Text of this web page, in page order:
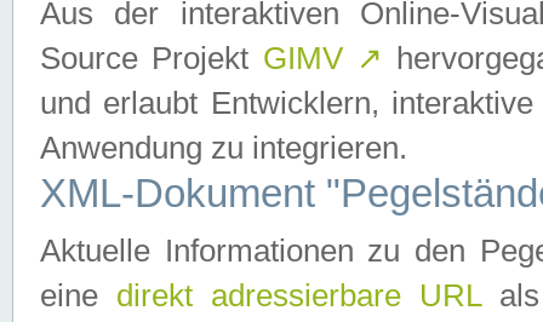
Aus der interaktiven Online-
Source Projekt GIMV ↗
und erlaubt Entwicklern,
Anwendung zu integrieren.
XML-Dokument
Aktuelle Informationen zu den
eine direkt adressierbare URLals